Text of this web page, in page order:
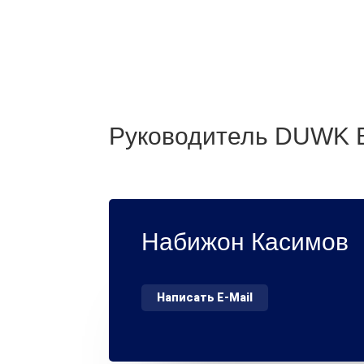
Руководитель DUWK
Набижон Касимов
Написать E-Mail